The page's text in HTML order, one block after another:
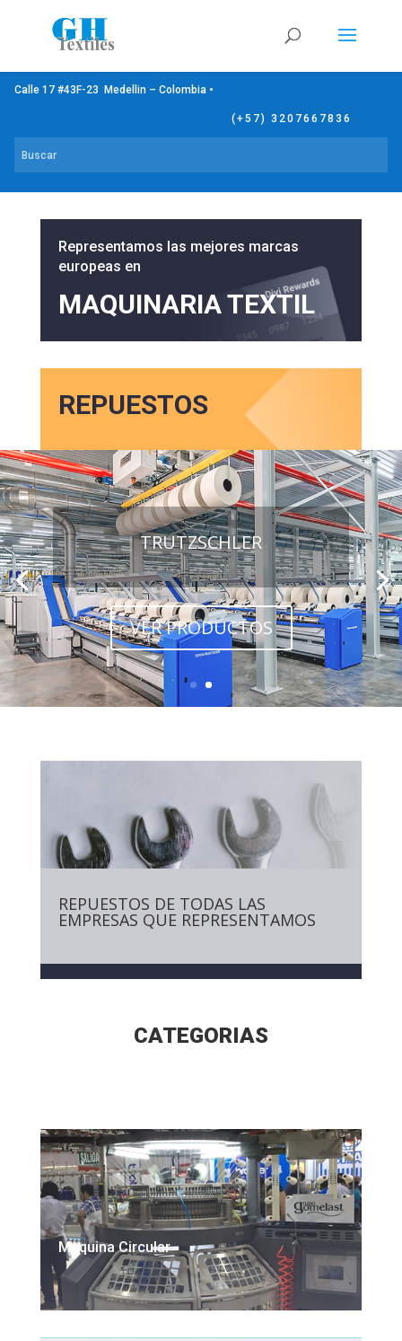
Calle 17 #43F-23 Medellin – Colombia •
(+57) 3207667836
Representamos las mejores marcas
europeas en
MAQUINARIA TEXTIL
REPUESTOS
TRUTZSCHLER
VER PRODUCTOS
REPUESTOS DE TODAS LAS
EMPRESAS QUE REPRESENTAMOS
CATEGORIAS
Maquina Circular